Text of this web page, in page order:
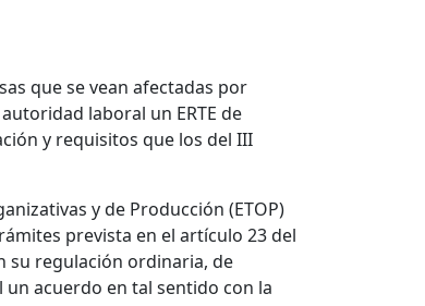
que se vean afectadas por
laboral un ERTE de
y requisitos que los del III
y de Producción (ETOP)
prevista en el artículo 23 del
su regulación ordinaria, de
acuerdo en tal sentido con la